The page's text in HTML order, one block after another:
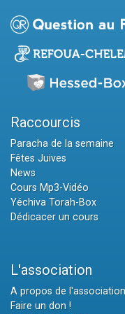
Raccourcis
Paracha de la semaine
Fêtes Juives
News
Cours Mp3-Vidéo
Yéchiva Torah-Box
Dédicacer un cours
L'association
A propos de l'association
Faire un don !